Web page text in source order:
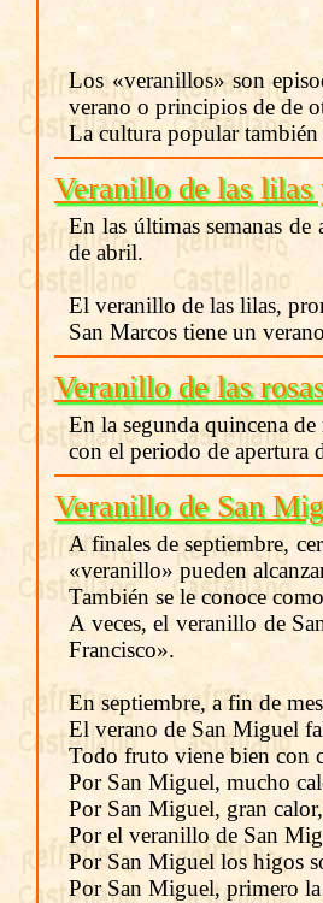
Los «veranillos» son
verano o principios de de
La cultura popular
Veranillo de las lilas
En las últimas semanas
de abril.
El veranillo de las lilas,
San Marcos tiene un
Veranillo de las
En la segunda quincena
con el periodo de apertura
Veranillo de San
A finales de septiembre,
«veranillo» pueden
También se le conoce
A veces, el veranillo de
Francisco».
En septiembre, a fin de
El verano de San Miguel
Todo fruto viene bien con
Por San Miguel, mucho
Por San Miguel, gran
Por el veranillo de San
Por San Miguel los higos
Por San Miguel, primero la